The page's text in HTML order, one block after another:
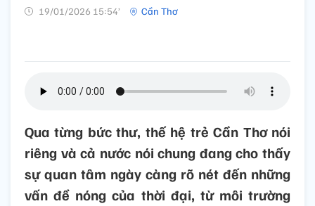
19/01/2026 15:54’ Cần Thơ
Qua từng bức thư, thế hệ trẻ Cần Thơ nói
riêng và cả nước nói chung đang cho thấy
sự quan tâm ngày càng rõ nét đến những
vấn đề nóng của thời đại, từ môi trường